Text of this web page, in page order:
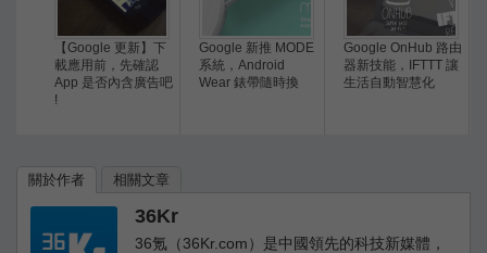
【Google 更新】下
載應用前，先確認
App 是否內含廣告吧
!
Google 新推 MODE
系統，Android
Wear 錶帶隨時換
Google OnHub 路由
器新技能，IFTTT 讓
生活自動智慧化
關於作者 相關文章
36Kr
36氪（36Kr.com）是中國領先的科技新媒體，